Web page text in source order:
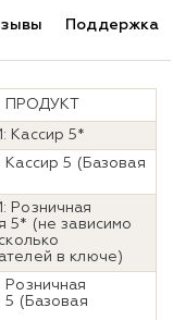
Поддержка
ПРОДУКТ
Кассир 5*
5 (Базовая
Розничная
5* (не зависимо
в ключе)
5 (Базовая